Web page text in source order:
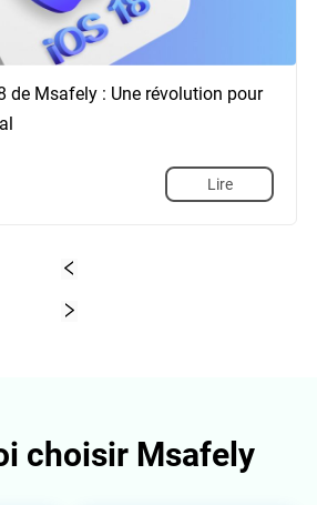
de Msafely : Une révolution pour
Lire
choisir Msafely